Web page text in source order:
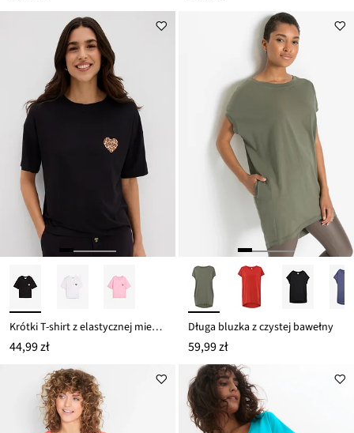
Krótki T-shirt z elastycznej mieszanki wiskozy
44,99 zł
Długa bluzka z czystej bawełny
59,99 zł